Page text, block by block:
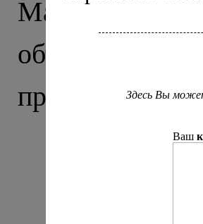
Маршрут
объединил
православия
Здесь Вы
Ваш